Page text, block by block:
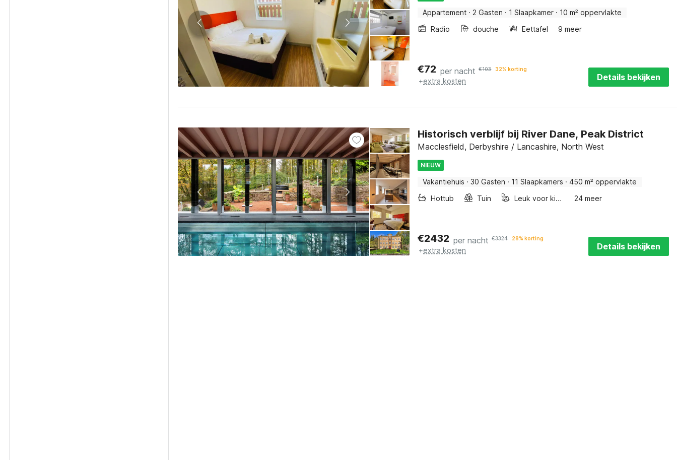
Appartement · 2 Gasten · 1 Slaapkamer · 10 m² oppervlakte
Radio
douche Eettafel 9 meer
€72 per nacht €103 32% korting
+extra kosten Details bekijken
Historisch verblijf bij River Dane, Peak District
Macclesfield, Derbyshire / Lancashire, North West
NIEUW
Vakantiehuis · 30 Gasten · 11 Slaapkamers · 450 m² oppervlakte
Hottub
Tuin Leuk voor kinderen 24 meer
€2432 per nacht €3324 28% korting
+extra kosten Details bekijken